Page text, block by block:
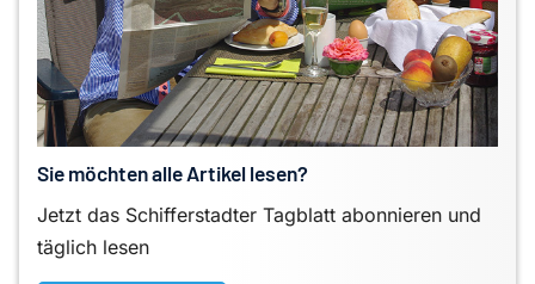
Sie möchten alle Artikel lesen?
Jetzt das Schifferstadter Tagblatt abonnieren und
täglich lesen